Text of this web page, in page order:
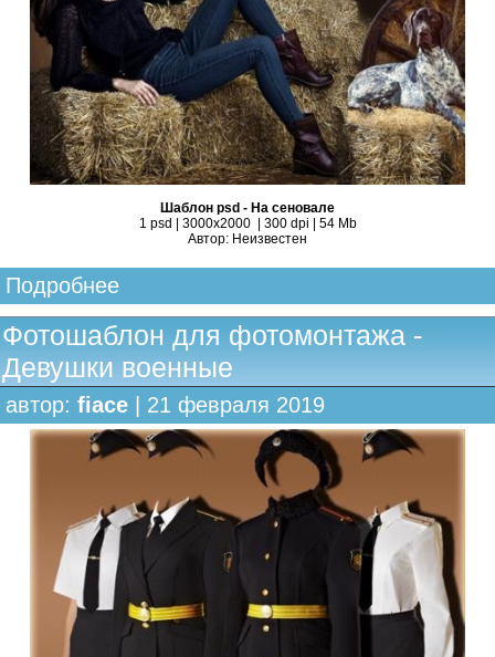
Шаблон psd - На сеновале
1 psd | 3000х2000 | 300 dpi | 54 Mb
Автор: Неизвестен
Подробнее
Фотошаблон для фотомонтажа -
Девушки военные
автор: fiace | 21 февраля 2019